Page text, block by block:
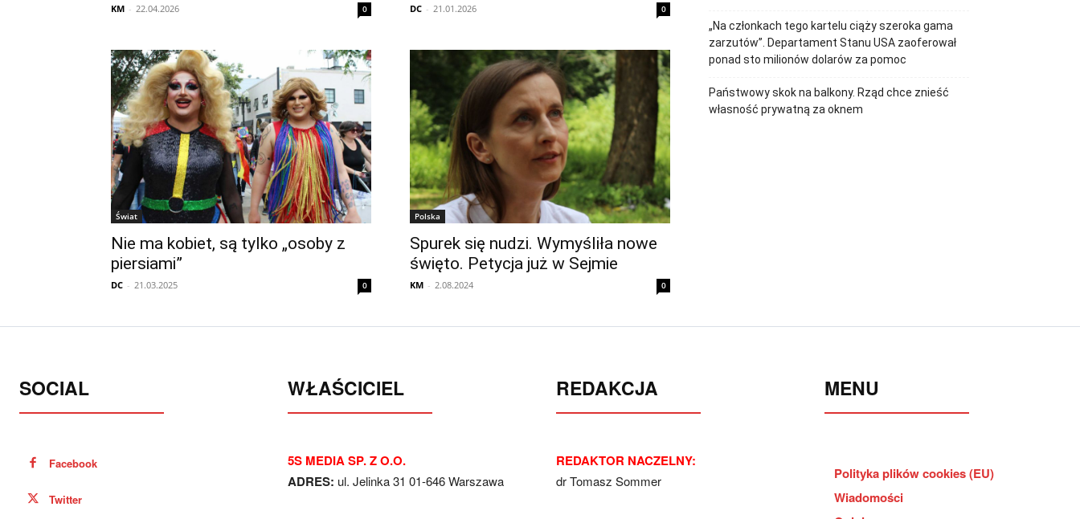
KM - 22.04.2026 0 DC - 21.01.2026 0
Świat
Nie ma kobiet, są tylko „osoby z
piersiami”
DC - 21.03.2025 0
Polska
Spurek się nudzi. Wymyśliła nowe
święto. Petycja już w Sejmie
KM - 2.08.2024 0
„Na członkach tego kartelu ciąży szeroka gama
zarzutów”. Departament Stanu USA zaoferował
ponad sto milionów dolarów za pomoc
Państwowy skok na balkony. Rząd chce znieść
własność prywatną za oknem
SOCIAL
Facebook
Twitter
WŁAŚCICIEL
5S MEDIA SP. Z O.O.
ADRES: ul. Jelinka 31 01-646 Warszawa
REDAKCJA
REDAKTOR NACZELNY:
dr Tomasz Sommer
MENU
Polityka plików cookies (EU)
Wiadomości